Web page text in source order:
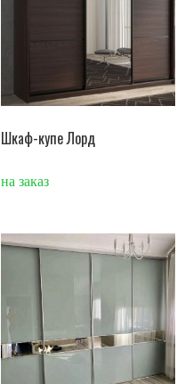
Шкаф-купе Лорд
на заказ